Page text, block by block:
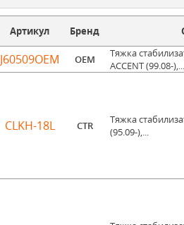
Артикул Бренд
J60509OEM OEM
Тяжка
ACCENT (99.08-),...
CLKH-18L CTR
Тяжка
(95.09-),...